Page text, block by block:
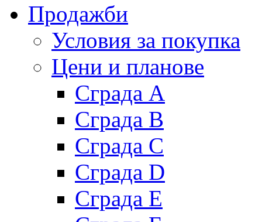
Продажби
Условия за покупка
Цени и планове
Сграда A
Сграда B
Сграда C
Сграда D
Сграда E